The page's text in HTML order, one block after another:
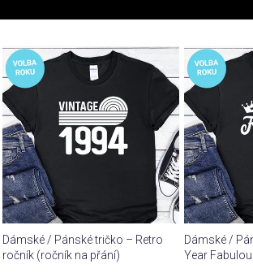
r
o
d
u
k
t
ů
V
ý
p
i
s
p
r
o
d
u
k
Dámské / Pánské tričko – Retro
ročník (ročník na přání)
Dámské /
Year